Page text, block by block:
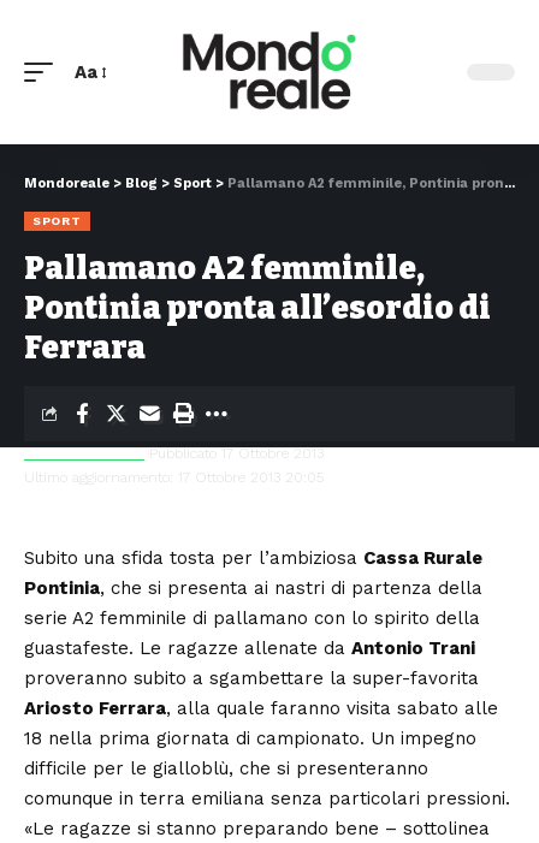
Aa
Mondoreale > Blog > Sport > Pallamano A2 femminile, Pontinia pronta all’esordio di Ferrara
SPORT
Pallamano A2 femminile,
Pontinia pronta all’esordio di
Ferrara
Ultimo aggiornamento: 17 Ottobre 2013 20:05
Pubblicato 17 Ottobre 2013
Subito una sfida tosta per l’ambiziosa Cassa Rurale
Pontinia, che si presenta ai nastri di partenza della
serie A2 femminile di pallamano con lo spirito della
guastafeste. Le ragazze allenate da Antonio Trani
proveranno subito a sgambettare la super-favorita
Ariosto Ferrara, alla quale faranno visita sabato alle
18 nella prima giornata di campionato. Un impegno
difficile per le gialloblù, che si presenteranno
comunque in terra emiliana senza particolari pressioni.
«Le ragazze si stanno preparando bene – sottolinea